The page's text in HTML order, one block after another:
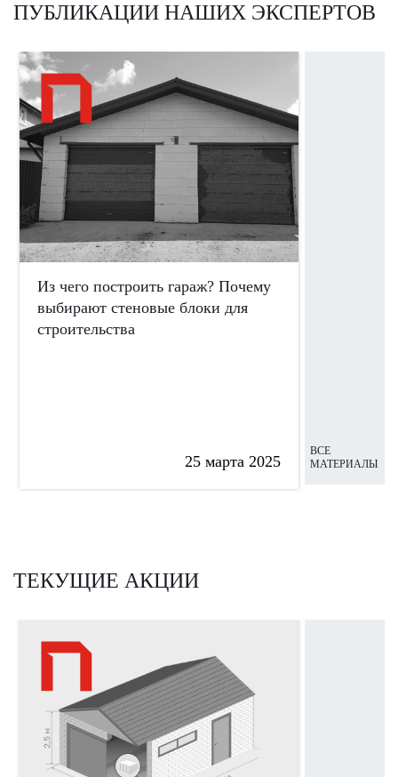
ПУБЛИКАЦИИ НАШИХ ЭКСПЕРТОВ
Из чего построить гараж? Почему
выбирают стеновые блоки для
строительства
25 марта 2025
ВСЕ
МАТЕРИАЛЫ
ТЕКУЩИЕ АКЦИИ